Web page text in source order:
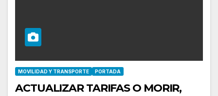
MOVILIDAD Y TRANSPORTE PORTADA
ACTUALIZAR TARIFAS O MORIR,